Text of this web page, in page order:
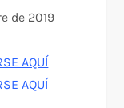
de 2019
AQUÍ
AQUÍ